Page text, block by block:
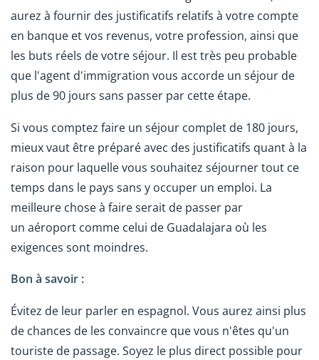
aurez à fournir des justificatifs relatifs à votre compte
en banque et vos revenus, votre profession, ainsi que
les buts réels de votre séjour. Il est très peu probable
que l'agent d'immigration vous accorde un séjour de
plus de 90 jours sans passer par cette étape.
Si vous comptez faire un séjour complet de 180 jours,
mieux vaut être préparé avec des justificatifs quant à la
raison pour laquelle vous souhaitez séjourner tout ce
temps dans le pays sans y occuper un emploi. La
meilleure chose à faire serait de passer par
un aéroport comme celui de Guadalajara où les
exigences sont moindres.
Bon à savoir :
Évitez de leur parler en espagnol. Vous aurez ainsi plus
de chances de les convaincre que vous n'êtes qu'un
touriste de passage. Soyez le plus direct possible pour